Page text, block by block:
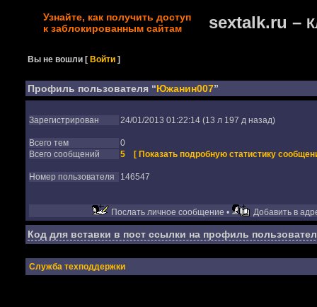
Узнайте, как получить доступ
к заблокированным сайтам
sextalk.ru –
Вы не вошли [Войти ]
Профиль пользователя “Южанин007”
Зарегистрирован 24/01/2013 01:22:14 (13 л 197 д назад)
Всего тем
0
Всего сообщений
5 [ Показать подробную статистику
Номер пользователя 146547
Послать личное сообщение • Добавить в
Код для вставки в пост ссылки на профиль
Служба техподдержки